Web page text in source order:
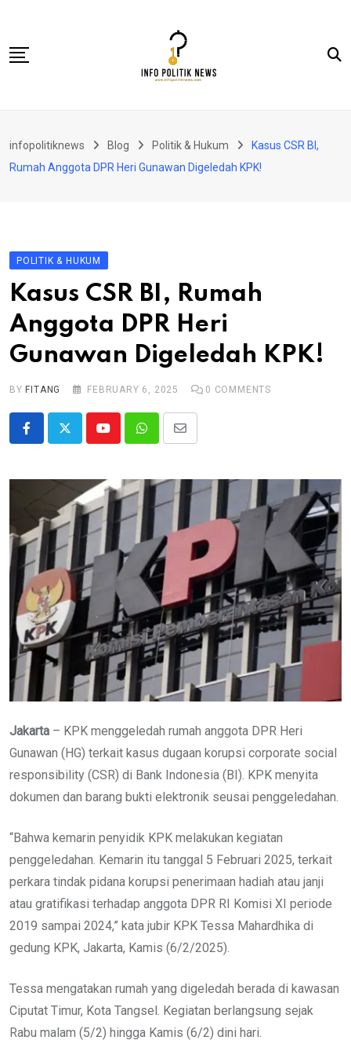
content
Politik & Hukum
Olahraga
Kolom
infopolitiknews Blog Politik & Hukum
Kasus CSR BI,
Rumah Anggota DPR Heri Gunawan Digeledah KPK!
POLITIK & HUKUM
Kasus CSR BI, Rumah
Anggota DPR Heri
Gunawan Digeledah KPK!
BY FITANG FEBRUARY 6, 2025 0 COMMENTS
YoutubeWhatsappShare
Email
Jakarta – KPK menggeledah rumah anggota DPR Heri
Gunawan (HG) terkait kasus dugaan korupsi corporate social
responsibility (CSR) di Bank Indonesia (BI). KPK menyita
dokumen dan barang bukti elektronik seusai penggeledahan.
“Bahwa kemarin penyidik KPK melakukan kegiatan
penggeledahan. Kemarin itu tanggal 5 Februari 2025, terkait
perkara tindak pidana korupsi penerimaan hadiah atau janji
atau gratifikasi terhadap anggota DPR RI Komisi XI periode
2019 sampai 2024,” kata jubir KPK Tessa Mahardhika di
gedung KPK, Jakarta, Kamis (6/2/2025).
Tessa mengatakan rumah yang digeledah berada di kawasan
Ciputat Timur, Kota Tangsel. Kegiatan berlangsung sejak
Rabu malam (5/2) hingga Kamis (6/2) dini hari.